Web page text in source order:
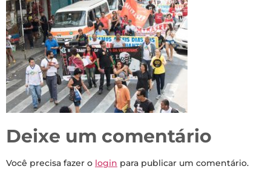
Deixe um comentário
Você precisa fazer o login para publicar um comentário.